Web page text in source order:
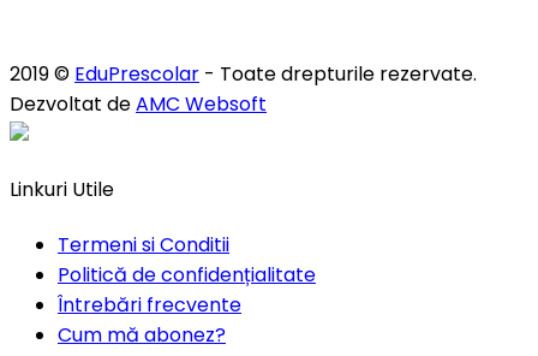
2019 © EduPrescolar - Toate drepturile rezervate.
Dezvoltat deAMC Websoft
Linkuri Utile
Termeni si Conditii
Politică de confidențialitate
Întrebări frecvente
Cum mă abonez?